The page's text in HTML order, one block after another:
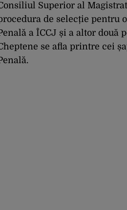
Superior al
de selecție pentru
a ÎCCJ și a altor
se afla printre cei